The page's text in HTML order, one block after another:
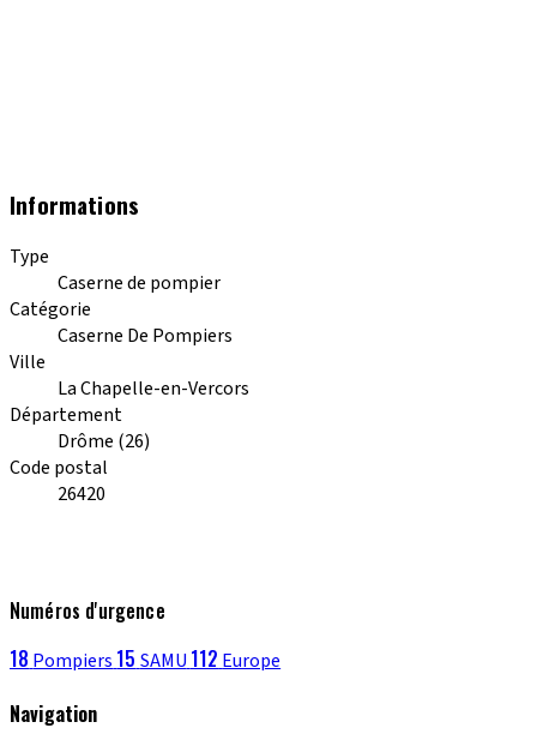
Informations
Type
Caserne de pompier
Catégorie
Caserne De Pompiers
Ville
La Chapelle-en-Vercors
Département
Drôme (26)
Code postal
26420
Numéros d'urgence
18 Pompiers 15 SAMU 112 Europe
Navigation